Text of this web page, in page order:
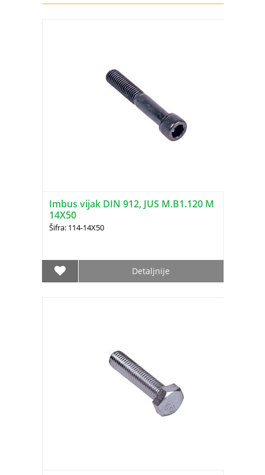
Imbus vijak DIN 912, JUS M.B1.120 M
14X50
Šifra: 114-14X50
Detaljnije